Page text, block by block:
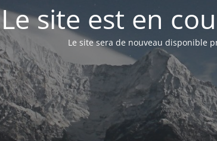
Le site est en
Le site sera de nouveau disponible